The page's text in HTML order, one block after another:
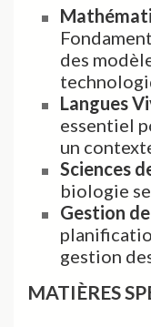
des
Langues
essentiel
un
Sciences
biologie
Gestion
gestion
MATIÈRES